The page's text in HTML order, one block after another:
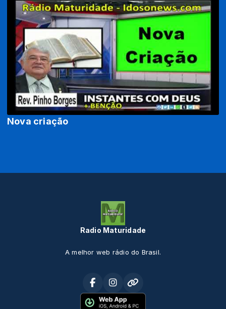
Nova criação
Radio Maturidade
A melhor web rádio do Brasil.